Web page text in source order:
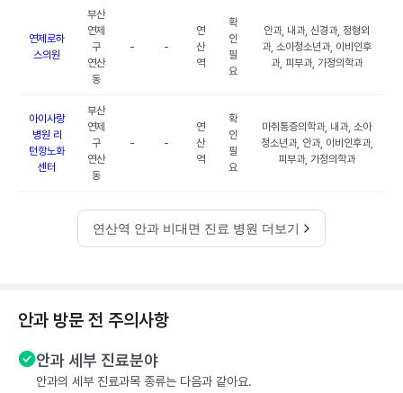
연제로하
스의원
부산
연제
구
연산
동
- -
연
산
역
확
인
필
요
안과, 내과, 신경과, 정형외
과, 소아청소년과, 이비인후
과, 피부과, 가정의학과
아이사랑
병원 리
턴항노화
센터
부산
연제
구
연산
동
- -
연
산
역
확
인
필
요
마취통증의학과, 내과, 소아
청소년과, 안과, 이비인후과,
피부과, 가정의학과
연산역 안과 비대면 진료 병원 더보기
안과 방문 전 주의사항
안과 세부 진료분야
안과의 세부 진료과목 종류는 다음과 같아요.